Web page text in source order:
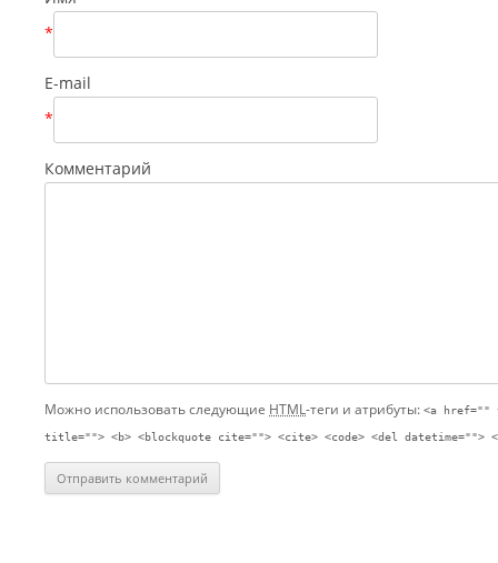
*
E-mail
*
Комментарий
Можно использовать следующие HTML-теги и атрибуты: <a href=""
title=""> <b> <blockquote cite=""> <cite> <code> <del datetime="">